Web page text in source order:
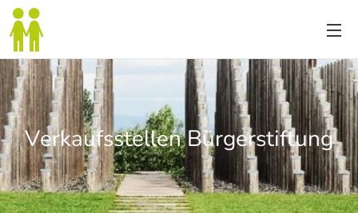
Verkaufsstellen Bürgerstiftung